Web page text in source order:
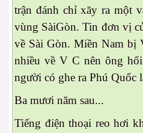
trận đánh chỉ xãy ra một
vùng SàiGòn. Tin đơn vị
về Sài Gòn. Miền Nam bị
nhiều về V C nên ông
người có ghe ra Phú Quốc
Ba mươi năm sau...
Tiếng điện thoại reo hơi
theo